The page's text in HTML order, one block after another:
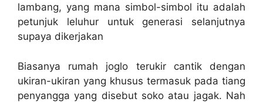
lambang, yang mana simbol-simbol itu adalah
petunjuk leluhur untuk generasi selanjutnya
supaya dikerjakan
Biasanya rumah joglo terukir cantik dengan
ukiran-ukiran yang khusus termasuk pada tiang
penyangga yang disebut soko atau jagak. Nah